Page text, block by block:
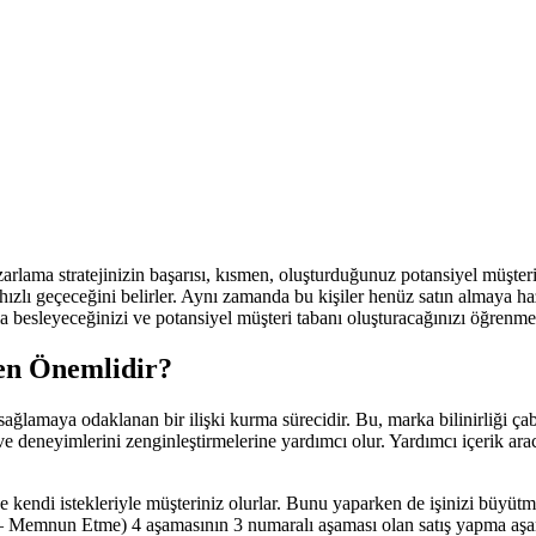
stratejinizin başarısı, kısmen, oluşturduğunuz potansiyel
geçeceğini belirler. Aynı zamanda bu kişiler henüz satın
ve potansiyel müşteri tabanı oluşturacağınızı
Önemlidir?
odaklanan bir ilişki kurma sürecidir. Bu, marka bilinirliği
zenginleştirmelerine yardımcı olur. Yardımcı içerik
kendi istekleriyle müşteriniz olurlar. Bunu yaparken de işinizi
Etme) 4 aşamasının 3 numaralı aşaması olan satış yapma